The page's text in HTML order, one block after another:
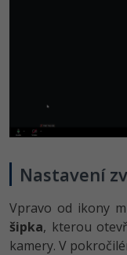
Nastavení
Vpravo od ikony
šipka, kterou
kamery. V